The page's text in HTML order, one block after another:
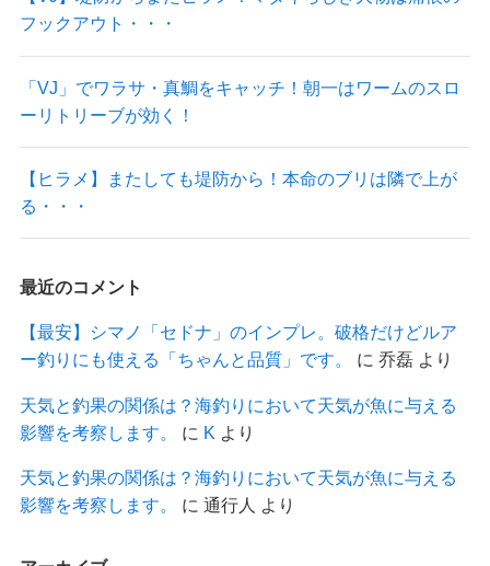
フックアウト・・・
「VJ」でワラサ・真鯛をキャッチ！朝一はワームのスロ
ーリトリーブが効く！
【ヒラメ】またしても堤防から！本命のブリは隣で上が
る・・・
最近のコメント
【最安】シマノ「セドナ」のインプレ。破格だけどルア
ー釣りにも使える「ちゃんと品質」です。
に 乔磊より
天気と釣果の関係は？海釣りにおいて天気が魚に与える
影響を考察します。
に K より
天気と釣果の関係は？海釣りにおいて天気が魚に与える
影響を考察します。
に 通行人 より